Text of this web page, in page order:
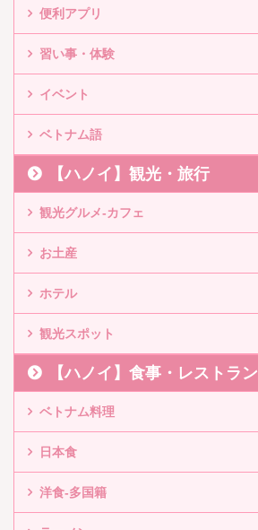
便利アプリ
習い事・体験
イベント
ベトナム語
【ハノイ】観光・旅行
観光グルメ-カフェ
お土産
ホテル
観光スポット
【ハノイ】食事・レストラン
ベトナム料理
日本食
洋食-多国籍